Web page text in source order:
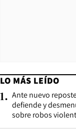
LO MÁS LEÍDO
1. Ante nuevo
defiende y
sobre robos